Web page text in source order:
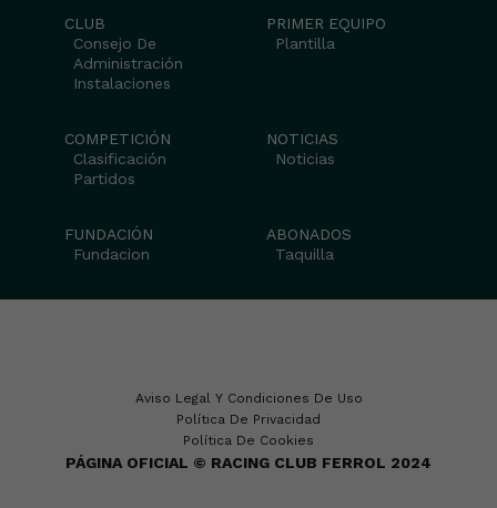
CLUB
Consejo De
Administración
Instalaciones
PRIMER EQUIPO
Plantilla
COMPETICIÓN
Clasificación
Partidos
NOTICIAS
Noticias
FUNDACIÓN
Fundacion
ABONADOS
Taquilla
Aviso Legal Y Condiciones De Uso
Política De Privacidad
Política De Cookies
PÁGINA OFICIAL © RACING CLUB FERROL 2024